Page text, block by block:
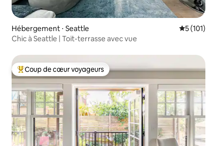
Hébergement ⋅ Seattle Évaluation
5 (101)
Chic à Seattle | Toit-terrasse avec vue
Coups de cœur voyageurs les plus appréciés
Coup de cœur voyageurs